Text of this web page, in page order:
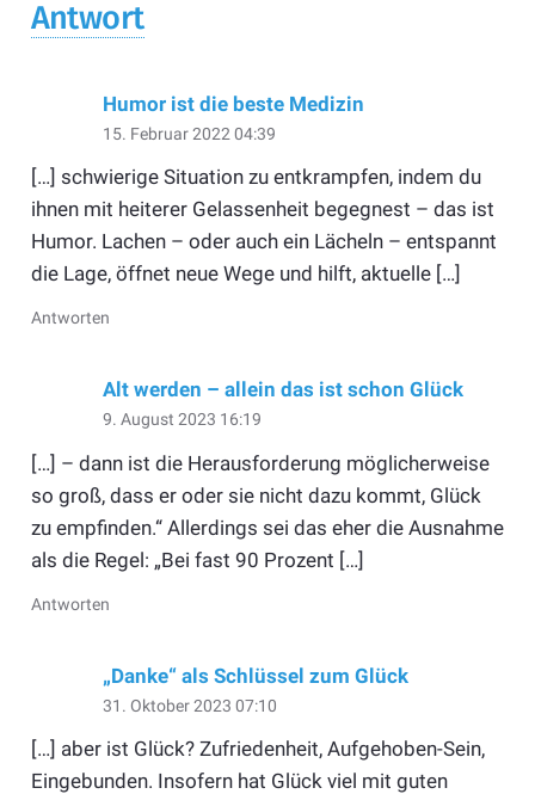
Antwort
Humor ist die beste Medizin
15. Februar 2022 04:39
[…] schwierige Situation zu entkrampfen, indem du
ihnen mit heiterer Gelassenheit begegnest – das ist
Humor. Lachen – oder auch ein Lächeln – entspannt
die Lage, öffnet neue Wege und hilft, aktuelle […]
Antworten
Alt werden – allein das ist schon Glück
9. August 2023 16:19
[…] – dann ist die Herausforderung möglicherweise
so groß, dass er oder sie nicht dazu kommt, Glück
zu empfinden.“ Allerdings sei das eher die Ausnahme
als die Regel: „Bei fast 90 Prozent […]
Antworten
„Danke“ als Schlüssel zum Glück
31. Oktober 2023 07:10
[…] aber ist Glück? Zufriedenheit, Aufgehoben-Sein,
Eingebunden. Insofern hat Glück viel mit guten